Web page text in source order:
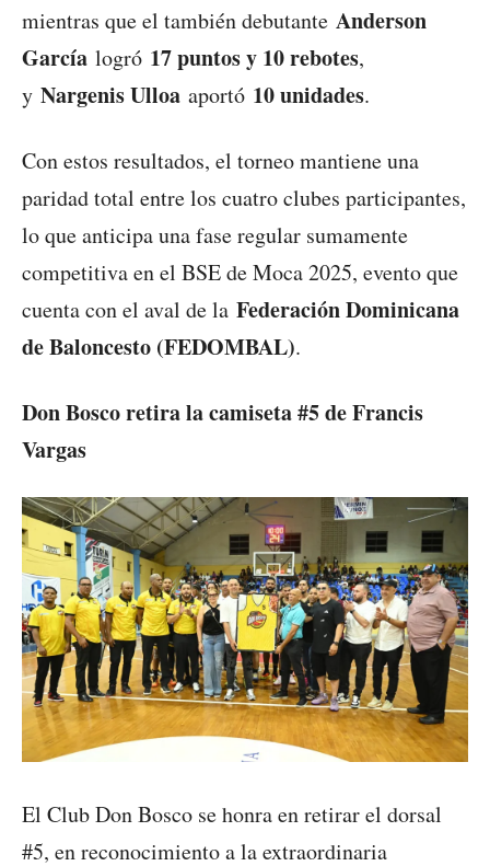
mientras que el también debutante Anderson
García logró 17 puntos y 10 rebotes,
y Nargenis Ulloa aportó 10 unidades.
Con estos resultados, el torneo mantiene una
paridad total entre los cuatro clubes participantes,
lo que anticipa una fase regular sumamente
competitiva en el BSE de Moca 2025, evento que
cuenta con el aval de la Federación Dominicana
de Baloncesto (FEDOMBAL).
Don Bosco retira la camiseta #5 de Francis
Vargas
El Club Don Bosco se honra en retirar el dorsal
#5, en reconocimiento a la extraordinaria